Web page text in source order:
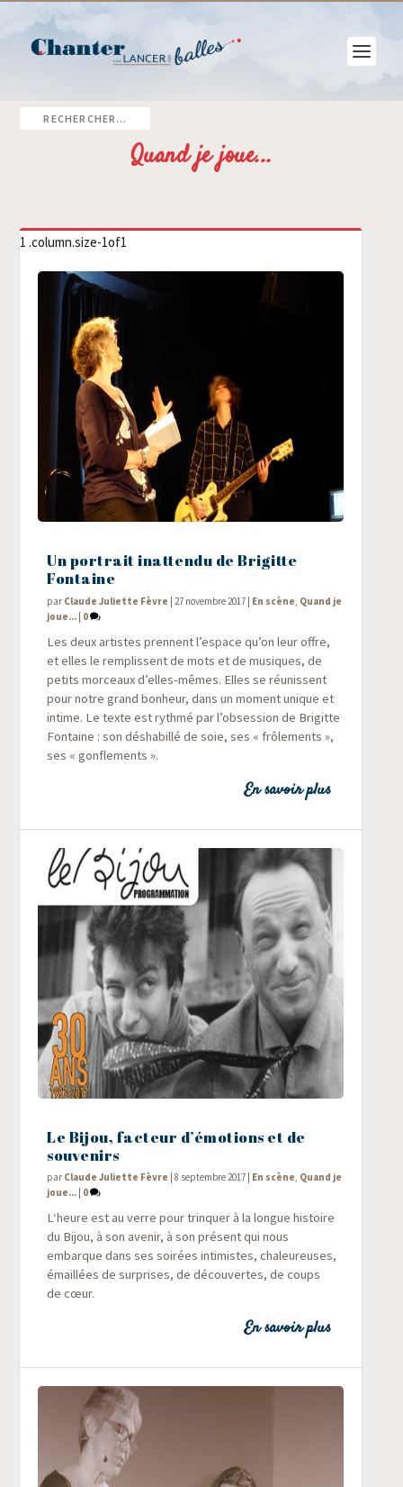
Quand je joue...
Un portrait inattendu de Brigitte
Fontaine
par Claude Juliette Fèvre |27 novembre 2017 | En scène Quand je
joue... | 0
Les deux artistes prennent l’espace qu’on leur offre,
et elles le rem­plissent de mots et de musiques, de
petits mor­ceaux d’elles-mêmes. Elles se réunissent
pour notre grand bon­heur, dans un moment unique et
intime. Le texte est ryth­mé par l’obsession de Bri­gitte
Fon­taine : son désha­billé de soie, ses « frô­le­ments »,
ses « gonflements ».
En savoir plus
Le Bijou, facteur d’émotions et de
souvenirs
par Claude Juliette Fèvre |8 septembre 2017 En scène, Quand je
joue... 0
L‘heure est au verre pour trin­quer à la longue his­toire
du Bijou, à son ave­nir, à son pré­sent qui nous
embarque dans ses soi­rées inti­mistes, cha­leu­reuses,
émaillées de sur­prises, de décou­vertes, de coups
de cœur.
En savoir plus